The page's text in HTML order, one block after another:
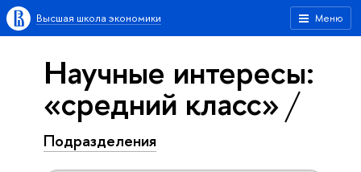
Меню
Высшая школа экономики
Научные интересы:
«средний класс»
Подразделения